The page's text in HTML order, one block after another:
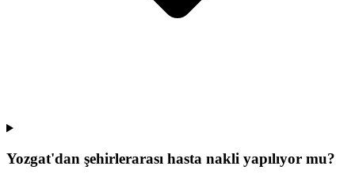
Yozgat'dan şehirlerarası hasta nakli yapılıyor mu?